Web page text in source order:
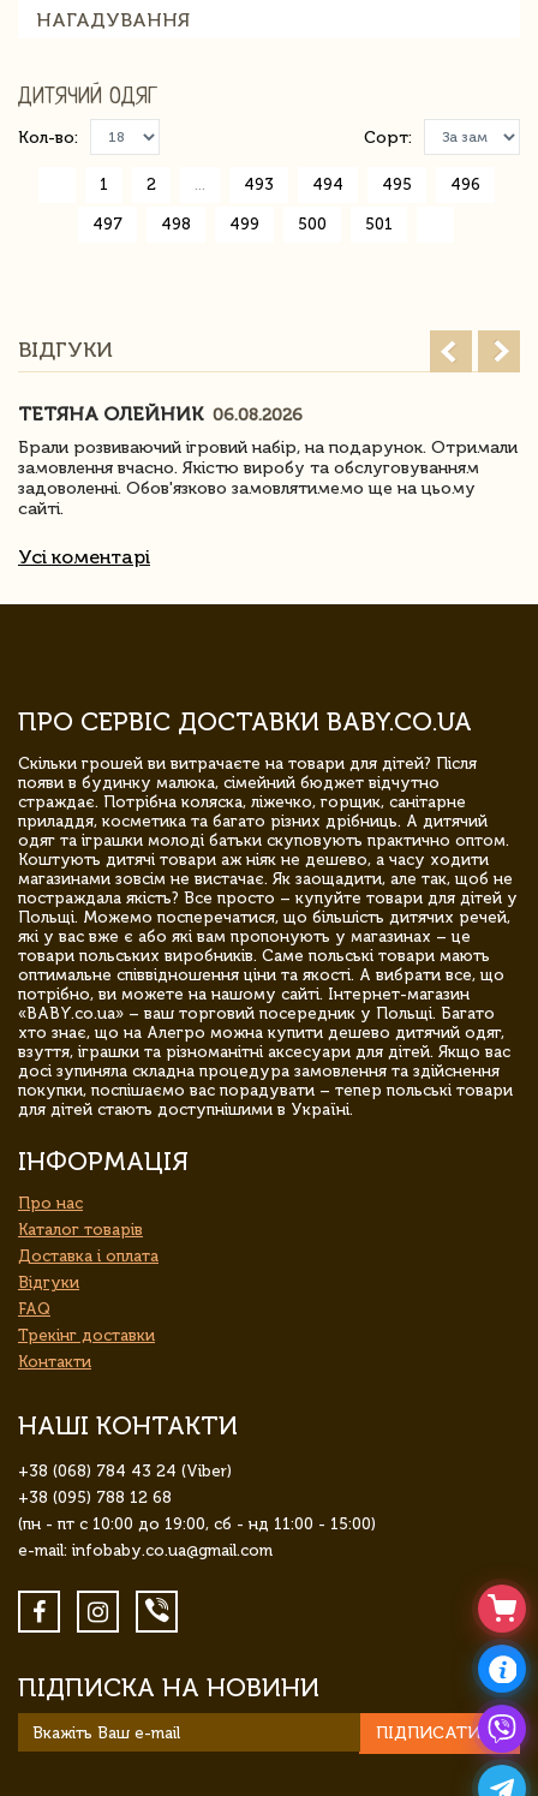
НАГАДУВАННЯ
ДИТЯЧИЙ ОДЯГ
Кол-во: Сорт:
1 2 493 494 495 496
497 498 499 500 501
ВІДГУКИ
ТЕТЯНА ОЛЕЙНИК 06.08.2026
Брали розвиваючий ігровий набір, на подарунок. Отримали
замовлення вчасно. Якістю виробу та обслуговуванням
задоволенні. Обов'язково замовлятимемо ще на цьому
сайті.
Усі коментарі
ПРО СЕРВІС ДОСТАВКИ BABY.CO.UA
Скільки грошей ви витрачаєте на товари для дітей? Після
появи в будинку малюка, сімейний бюджет відчутно
страждає. Потрібна коляска, ліжечко, горщик, санітарне
приладдя, косметика та багато різних дрібниць. А дитячий
одяг та іграшки молоді батьки скуповують практично оптом.
Коштують дитячі товари аж ніяк не дешево, а часу ходити
магазинами зовсім не вистачає. Як заощадити, але так, щоб не
постраждала якість? Все просто – купуйте товари для дітей у
Польщі. Можемо посперечатися, що більшість дитячих речей,
які у вас вже є або які вам пропонують у магазинах – це
товари польських виробників. Саме польські товари мають
оптимальне співвідношення ціни та якості. А вибрати все, що
потрібно, ви можете на нашому сайті. Інтернет-магазин
«BABY.co.ua» – ваш торговий посередник у Польщі. Багато
хто знає, що на Алегро можна купити дешево дитячий одяг,
взуття, іграшки та різноманітні аксесуари для дітей. Якщо вас
досі зупиняла складна процедура замовлення та здійснення
покупки, поспішаємо вас порадувати – тепер польські товари
для дітей стають доступнішими в Україні.
ІНФОРМАЦІЯ
Про нас
Каталог товарів
Доставка і оплата
Відгуки
FAQ
Трекінг доставки
Контакти
НАШІ КОНТАКТИ
+38 (068) 784 43 24 (Viber)
+38 (095) 788 12 68
(пн - пт с 10:00 до 19:00, сб - нд 11:00 - 15:00)
e-mail: infobaby.co.ua@gmail.com
ПІДПИСКА НА НОВИНИ
ПІДПИСАТИСЯ